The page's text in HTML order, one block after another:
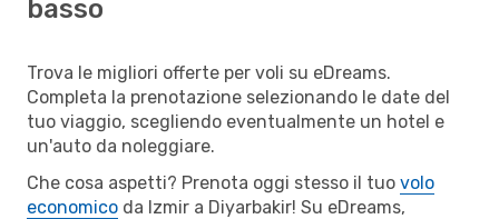
basso
Trova le migliori offerte per voli su eDreams.
Completa la prenotazione selezionando le date del
tuo viaggio, scegliendo eventualmente un hotel e
un'auto da noleggiare.
Che cosa aspetti? Prenota oggi stesso il tuo volo
economico da Izmir a Diyarbakir! Su eDreams,